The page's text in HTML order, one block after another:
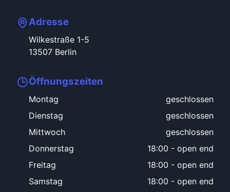
Adresse
Wilkestraße 1-5
13507 Berlin
Öffnungszeiten
Montag
geschlossen
Dienstag
geschlossen
Mittwoch
geschlossen
Donnerstag
18:00 - open end
Freitag
18:00 - open end
Samstag
18:00 - open end